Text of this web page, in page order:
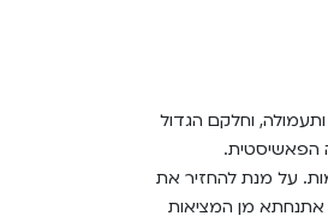
וחלקם הגדול
הפאשיסטית.
על מנת להחזיר את
אתנחתא מן המציאות